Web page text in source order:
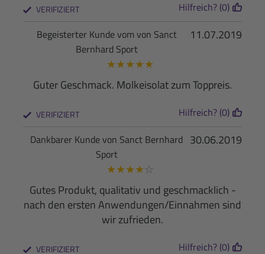
VERIFIZIERT Hilfreich? (0)
11.07.2019
Begeisterter Kunde vom von Sanct
Bernhard Sport
★★★★★
Guter Geschmack. Molkeisolat zum Toppreis.
VERIFIZIERT Hilfreich? (0)
30.06.2019
Dankbarer Kunde von Sanct Bernhard
Sport
★★★★☆
Gutes Produkt, qualitativ und geschmacklich -
nach den ersten Anwendungen/Einnahmen sind
wir zufrieden.
VERIFIZIERT Hilfreich? (0)